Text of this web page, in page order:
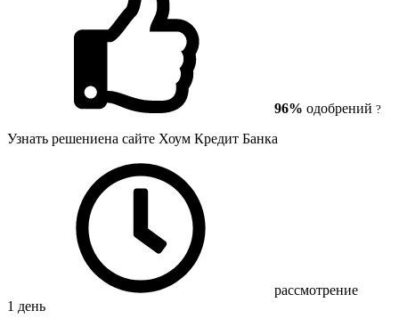
96% одобрений ?
Узнать решениена сайте Хоум Кредит Банка
рассмотрение
1 день